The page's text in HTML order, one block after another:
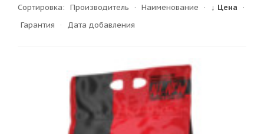
Сортировка: Производитель · Наименование · ↓ Цена
·
Гарантия
· Дата добавления